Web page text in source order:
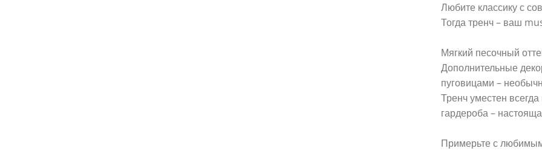
Любите классику с
Тогда тренч – ваш
Мягкий песочный
Дополнительные
пуговицами –
Тренч уместен
гардероба –
Примерьте с